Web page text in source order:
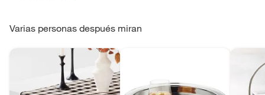
n
Varias personas después miran